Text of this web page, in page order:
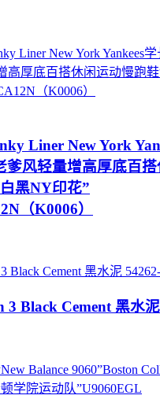
Liner New York
爹风轻量增高厚底百
黑NY印花”
（K0006）
Black Cement 黑水泥